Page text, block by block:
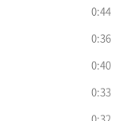
0:44
0:36
0:40
0:33